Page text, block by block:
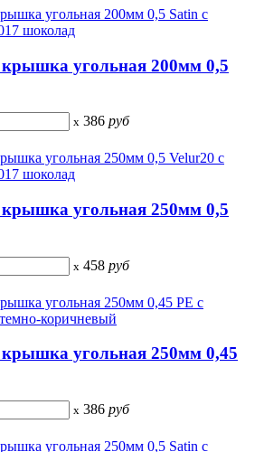
угольная 200мм 0,5
x 386 руб
угольная 250мм 0,5
x 458 руб
угольная 250мм 0,45
x 386 руб